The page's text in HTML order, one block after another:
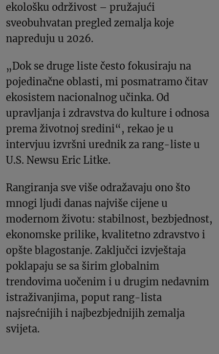
ekološku održivost – pružajući
sveobuhvatan pregled zemalja koje
napreduju u 2026.
„Dok se druge liste često fokusiraju na
pojedinačne oblasti, mi posmatramo čitav
ekosistem nacionalnog učinka. Od
upravljanja i zdravstva do kulture i odnosa
prema životnoj sredini“, rekao je u
intervjuu izvršni urednik za rang-liste u
U.S. Newsu Eric Litke.
Rangiranja sve više odražavaju ono što
mnogi ljudi danas najviše cijene u
modernom životu: stabilnost, bezbjednost,
ekonomske prilike, kvalitetno zdravstvo i
opšte blagostanje. Zaključci izvještaja
poklapaju se sa širim globalnim
trendovima uočenim i u drugim nedavnim
istraživanjima, poput rang-lista
najsrećnijih i najbezbjednijih zemalja
svijeta.